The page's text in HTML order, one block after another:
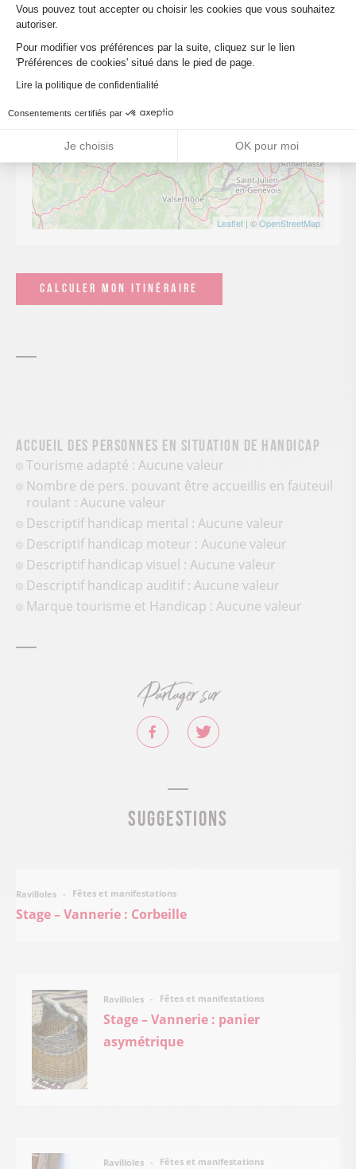
Leaflet | ©OpenStreetMap
CALCULER MON ITINÉRAIRE
Accueil des personnes en situation de handicap
Tourisme adapté : Aucune valeur
Nombre de pers. pouvant être accueillis en fauteuil
roulant : Aucune valeur
Descriptif handicap mental : Aucune valeur
Descriptif handicap moteur : Aucune valeur
Descriptif handicap visuel : Aucune valeur
Descriptif handicap auditif : Aucune valeur
Marque tourisme et Handicap : Aucune valeur
Partager sur
Suggestions
Ravilloles Fêtes et manifestations
Stage – Vannerie : Corbeille
Ravilloles Fêtes et manifestations
Stage – Vannerie : panier
asymétrique
Ravilloles Fêtes et manifestations
Vous pouvez tout accepter ou choisir les cookies que vous souhaitez
autoriser.
Pour modifier vos préférences par la suite, cliquez sur le lien
'Préférences de cookies' situé dans le pied de page.
Lire la politique de confidentialité
Consentements certifiés par
Je choisis OK pour moi